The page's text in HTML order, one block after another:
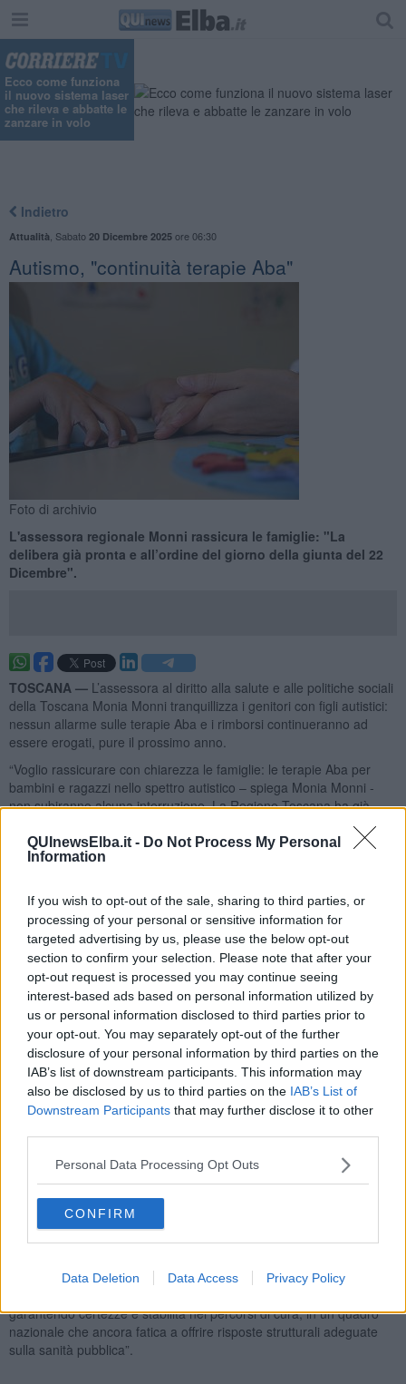
QUInewsElba.it - Do Not Process My Personal
Information
If you wish to opt-out of the sale, sharing to third parties, or
processing of your personal or sensitive information for
targeted advertising by us, please use the below opt-out
section to confirm your selection. Please note that after your
opt-out request is processed you may continue seeing
interest-based ads based on personal information utilized by
us or personal information disclosed to third parties prior to
your opt-out. You may separately opt-out of the further
disclosure of your personal information by third parties on the
IAB’s list of downstream participants. This information may
also be disclosed by us to third parties on the IAB’s List of
Downstream Participants that may further disclose it to other
Personal Data Processing Opt Outs
CONFIRM
Data Deletion Data Access Privacy Policy
Ecco come funziona
il nuovo sistema laser
che rileva e abbatte le
zanzare in volo
Indietro
Attualità Sabato 20 Dicembre 2025ore 06:30
Autismo, "continuità terapie Aba"
Foto di archivio
L'assessora regionale Monni rassicura le famiglie: "La
delibera già pronta e all’ordine del giorno della giunta del 22
Dicembre".
TOSCANA — L’assessora al diritto alla salute e alle politiche sociali
della Toscana Monia Monni tranquillizza i genitori con figli autistici:
nessun allarme sulle terapie Aba e i rimborsi continueranno ad
essere erogati, pure il prossimo anno.
“Voglio rassicurare con chiarezza le famiglie: le terapie Aba per
bambini e ragazzi nello spettro autistico – spiega Monia Monni -
non subiranno alcuna interruzione. La Regione Toscana ha già
attivato tutti gli atti necessari per garantire la continuità dei percorsi
terapeutici anche per il 2026”.
L’assessora al welfare interviene per fare chiarezza in merito alle
notizie circolate in queste ore.
“Già nel mese di novembre – ricostruisce – l’assessorato ha avviato
un confronto con la direzione competente sulla proroga del regime
transitorio per i trattamenti cognitivo-comportamentali, compresi
quelli basati sul metodo Aba. Il 10 dicembre è stato formalmente
avviato l’iter per l’iscrizione della delibera all’ordine del giorno della
giunta del 22 dicembre”.
La proposta prevede la prosecuzione di tutte le terapie Aba
attualmente in corso, il rinnovo delle richieste già presentate e
l’attivazione di nuove prescrizioni per l’intero anno 2026. È previsto
un rimborso giornaliero di 20 euro, fino a un massimo mensile di
620 euro, con uno stanziamento complessivo regionale pari a 2,6
milioni di euro.
fondamentale per i ragazzi e per le loro famiglie. Per questo la
garantendo certezze e stabilità nei percorsi di cura, in un quadro
nazionale che ancora fatica a offrire risposte strutturali adeguate
sulla sanità pubblica”.